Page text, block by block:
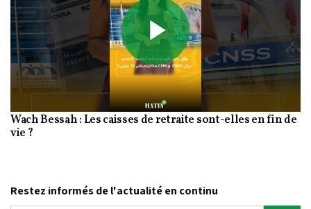
Play
Video
Wach Bessah : Les caisses de retraite sont-elles en fin de
vie ?
Restez informés de l'actualité en continu